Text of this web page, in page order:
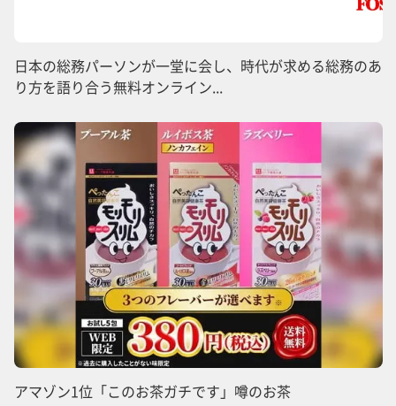
日本の総務パーソンが一堂に会し、時代が求める総務のあ
り方を語り合う無料オンライン...
アマゾン1位「このお茶ガチです」噂のお茶